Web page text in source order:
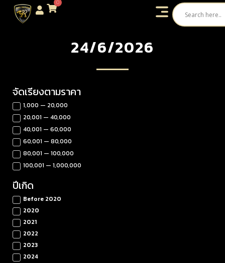
0
24/6/2026
จัดเรียงตามราคา
1,000 — 20,000
20,001 — 40,000
40,001 — 60,000
60,001 — 80,000
80,001 — 100,000
100,001 — 1,000,000
ปีเกิด
Before 2020
2020
2021
2022
2023
2024